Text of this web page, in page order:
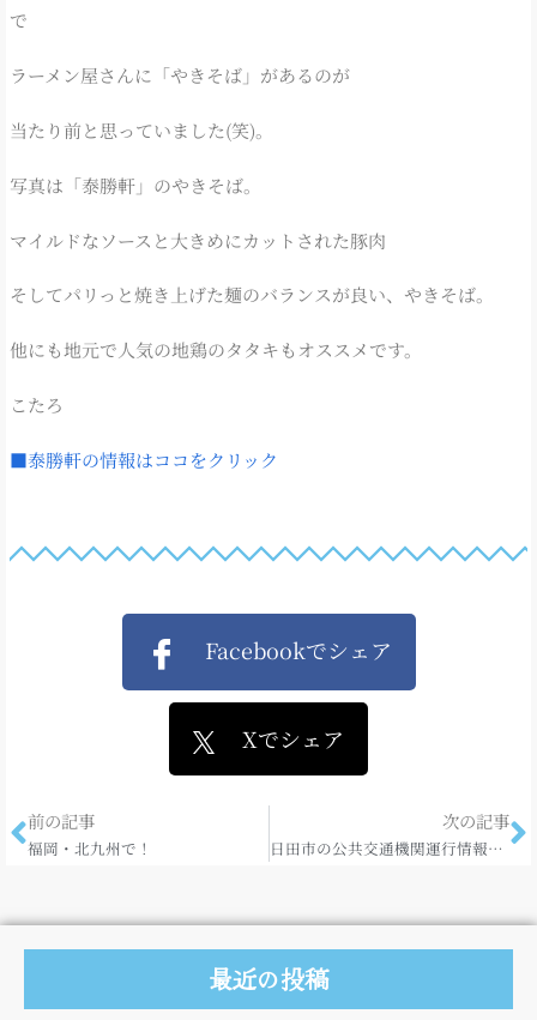
で
ラーメン屋さんに「やきそば」があるのが
当たり前と思っていました(笑)。
写真は「泰勝軒」のやきそば。
マイルドなソースと大きめにカットされた豚肉
そしてパリっと焼き上げた麺のバランスが良い、やきそば。
他にも地元で人気の地鶏のタタキもオススメです。
こたろ
■泰勝軒の情報はココをクリック
Facebookでシェア
Xでシェア
前の記事
福岡・北九州で！
次の記事
日田市の公共交通機関運行情報【8月5日11時30分現在】
最近の投稿